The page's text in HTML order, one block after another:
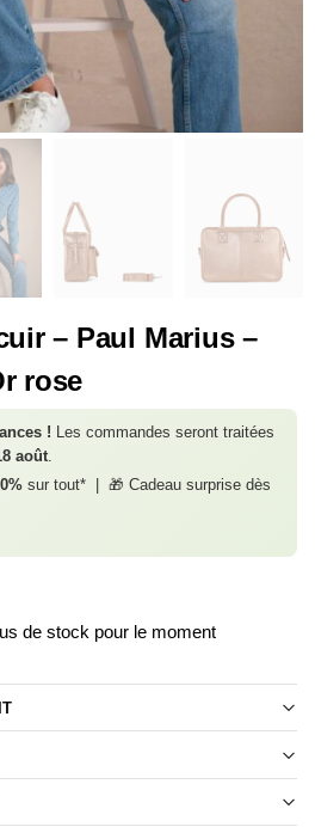
– Paul Marius –
rose
! Les commandes seront traitées
août.
sur tout* | 🎁 Cadeau surprise dès
de stock pour le moment